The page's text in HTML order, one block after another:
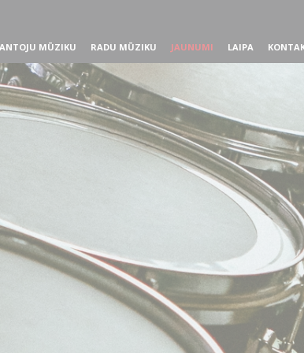
MŪZIKU RADU MŪZIKU JAUNUMI LAIPA